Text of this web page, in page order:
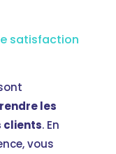
satisfaction
les
clients. En
vous